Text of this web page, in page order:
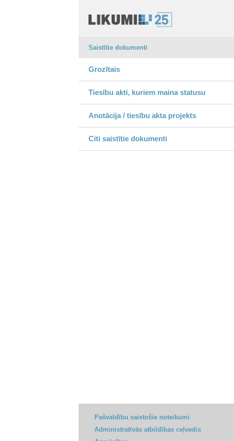
Saistītie dokumenti
Grozītais
Tiesību akti, kuriem maina statusu
Anotācija / tiesību akta projekts
Citi saistītie dokumenti
Pašvaldību saistošie noteikumi
Administratīvās atbildības ceļvedis